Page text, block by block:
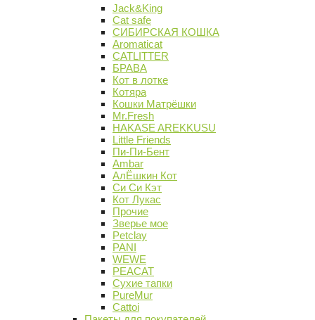
Jack&King
Cat safe
СИБИРСКАЯ КОШКА
Aromaticat
CATLITTER
БРАВА
Кот в лотке
Котяра
Кошки Матрёшки
Mr.Fresh
HAKASE AREKKUSU
Little Friends
Пи-Пи-Бент
Ambar
АлЁшкин Кот
Си Си Кэт
Кот Лукас
Прочие
Зверье мое
Petclay
PANI
WEWE
PEACAT
Сухие тапки
PureMur
Cattoi